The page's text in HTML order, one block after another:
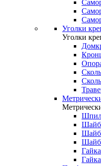
Уголки
Уголки